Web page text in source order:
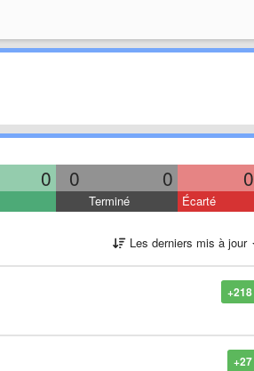
0 0 0 0
Terminé Écarté
Les derniers mis à jour
+218
+27